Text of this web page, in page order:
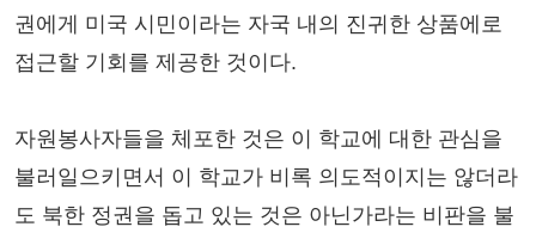
권에게 미국 시민이라는 자국 내의 진귀한 상품에로
접근할 기회를 제공한 것이다.
자원봉사자들을 체포한 것은 이 학교에 대한 관심을
불러일으키면서 이 학교가 비록 의도적이지는 않더라
도 북한 정권을 돕고 있는 것은 아닌가라는 비판을 불